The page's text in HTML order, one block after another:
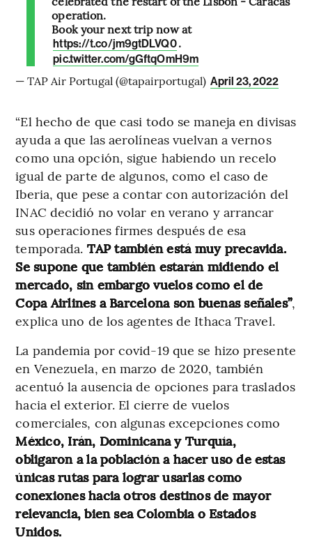
operation.
Book your next trip now at
https://t.co/jm9gtDLVQ0.
pic.twitter.com/gGftqOmH9m
— TAP Air Portugal (@tapairportugal) April 23, 2022
“El hecho de que casi todo se maneja en divisas
ayuda a que las aerolíneas vuelvan a vernos
como una opción, sigue habiendo un recelo
igual de parte de algunos, como el caso de
Iberia, que pese a contar con autorización del
INAC decidió no volar en verano y arrancar
sus operaciones firmes después de esa
temporada. TAP también está muy precavida.
Se supone que también estarán midiendo el
mercado, sin embargo vuelos como el de
Copa Airlines a Barcelona son buenas señales”,
explica uno de los agentes de Ithaca Travel.
La pandemia por covid-19 que se hizo presente
en Venezuela, en marzo de 2020, también
acentuó la ausencia de opciones para traslados
hacia el exterior. El cierre de vuelos
comerciales, con algunas excepciones como
México, Irán, Dominicana y Turquía,
obligaron a la población a hacer uso de estas
únicas rutas para lograr usarlas como
conexiones hacia otros destinos de mayor
relevancia, bien sea Colombia o Estados
Unidos.